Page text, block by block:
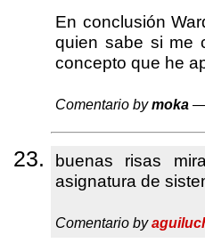
En conclusión
quien sabe si me
concepto que he
Comentario bymoka —
buenas risas
asignatura de
Comentario by